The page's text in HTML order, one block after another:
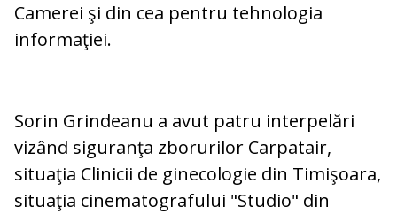
Camerei şi din cea pentru tehnologia
informaţiei.
Sorin Grindeanu a avut patru interpelări
vizând siguranţa zborurilor Carpatair,
situaţia Clinicii de ginecologie din Timişoara,
situaţia cinematografului "Studio" din